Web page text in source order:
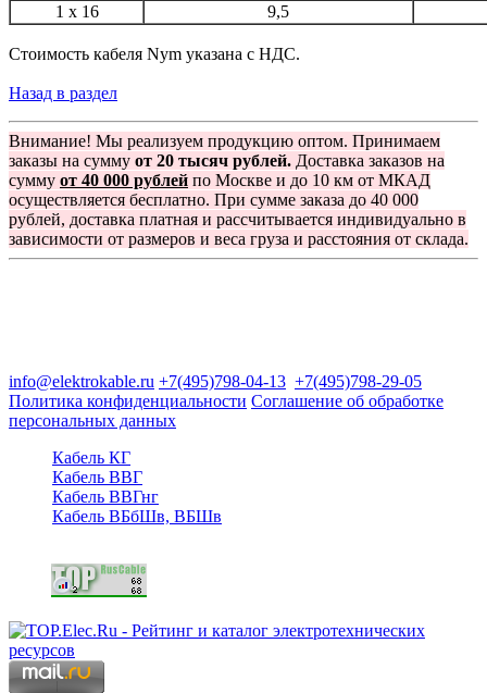
1 x 16
9,5
Стоимость кабеля Nym указана с НДС.
Назад в раздел
Внимание! Мы реализуем продукцию оптом. Принимаем
заказы на сумму от 20 тысяч рублей. Доставка заказов на
сумму от 40 000 рублей по Москве и до 10 км от МКАД
осуществляется бесплатно. При сумме заказа до 40 000
рублей, доставка платная и рассчитывается индивидуально в
зависимости от размеров и веса груза и расстояния от склада.
info@elektrokable.ru +7(495)798-04-13 +7(495)798-29-05
Политика конфиденциальности Соглашение об обработке
персональных данных
Кабель КГ
Кабель ВВГ
Кабель ВВГнг
Кабель ВБбШв, ВБШв